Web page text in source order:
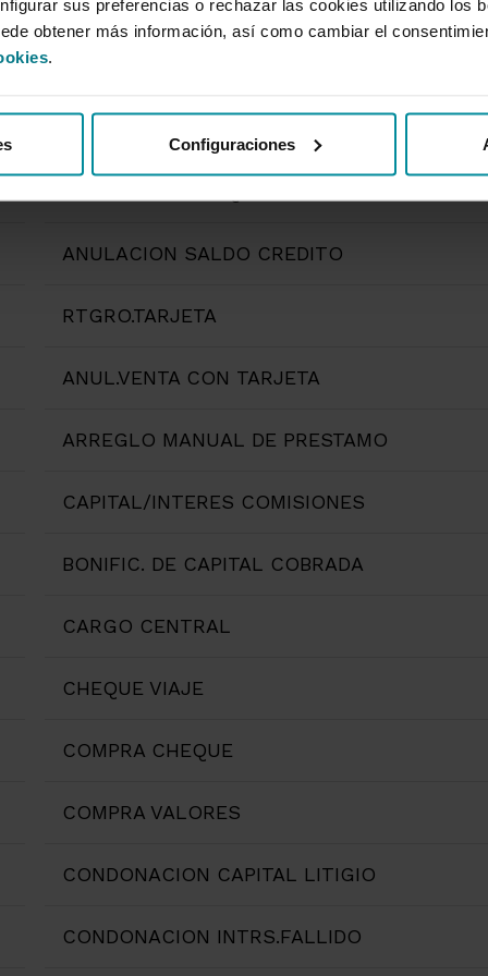
sus preferencias o rechazar las cookies utilizando los
obtener más información, así como cambiar el
.
Configuraciones
ABONO NOTA GASTOS
ANULACION SALDO CREDITO
RTGRO.TARJETA
ANUL.VENTA CON TARJETA
ARREGLO MANUAL DE PRESTAMO
CAPITAL/INTERES COMISIONES
BONIFIC. DE CAPITAL COBRADA
CARGO CENTRAL
CHEQUE VIAJE
COMPRA CHEQUE
COMPRA VALORES
CONDONACION CAPITAL LITIGIO
CONDONACION INTRS.FALLIDO